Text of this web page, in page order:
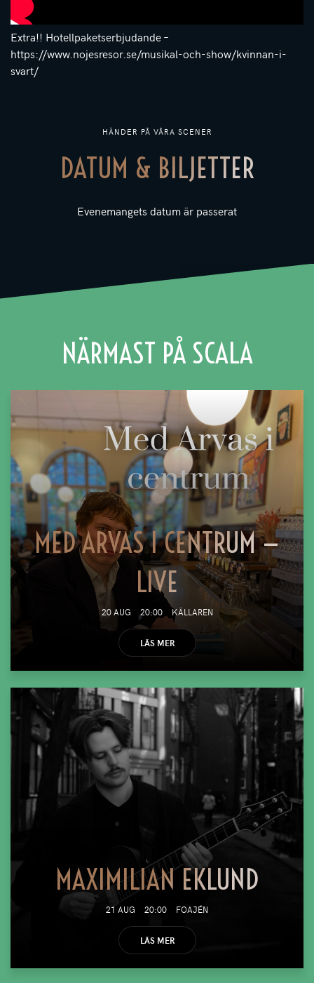
HÄNDER PÅ VÅRA SCENER
DATUM & BILJETTER
Evenemangets datum är passerat
Extra!! Hotellpaketserbjudande –
https://www.nojesresor.se/musikal-och-show/kvinnan-i-
svart/
NÄRMAST PÅ SCALA
MED ARVAS I CENTRUM —
LIVE
20 AUG 20:00 KÄLLAREN
LÄS MER
MAXIMILIAN EKLUND
21 AUG 20:00 FOAJÉN
LÄS MER